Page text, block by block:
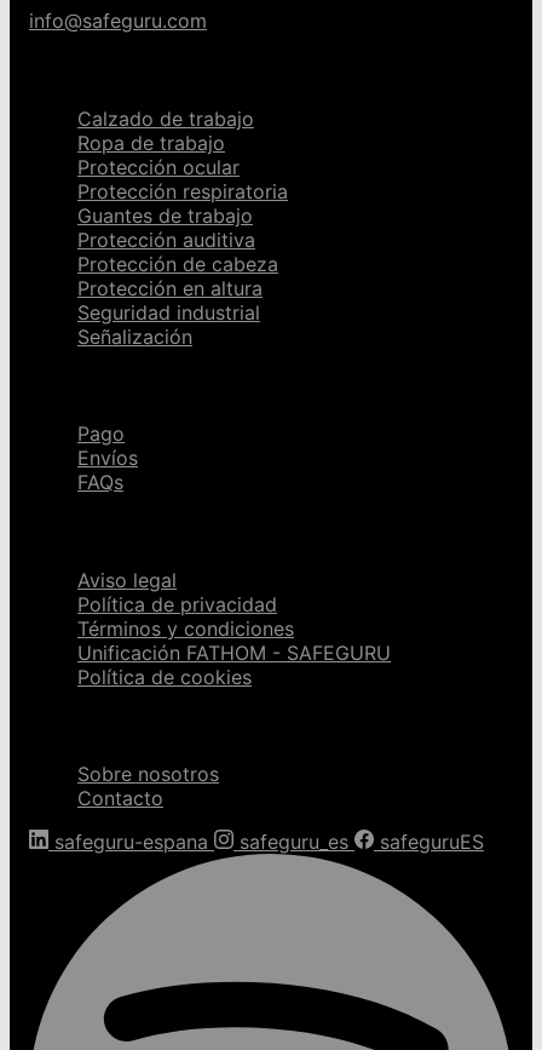
info@safeguru.com
Calzado de trabajo
Ropa de trabajo
Protección ocular
Protección respiratoria
Guantes de trabajo
Protección auditiva
Protección de cabeza
Protección en altura
Seguridad industrial
Señalización
Pago
Envíos
FAQs
Aviso legal
Política de privacidad
Términos y condiciones
Unificación FATHOM - SAFEGURU
Política de cookies
Sobre nosotros
Contacto
safeguru-espana
safeguru_es safeguruES